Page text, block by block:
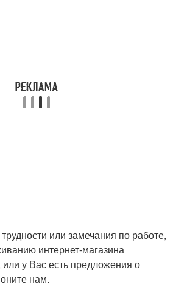
или замечания по работе,
интернет-магазина
у Вас есть предложения о
нам.